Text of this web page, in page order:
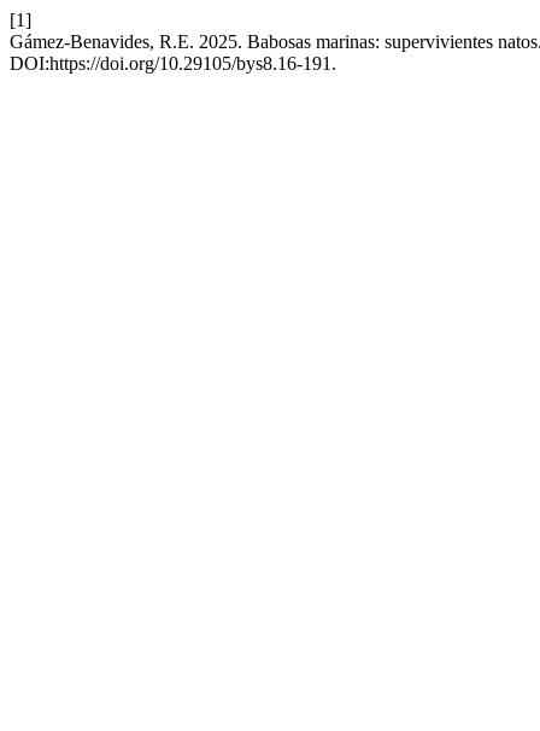
[1]
Gámez-Benavides, R.E. 2025. Babosas marinas: supervivientes
DOI:https://doi.org/10.29105/bys8.16-191.